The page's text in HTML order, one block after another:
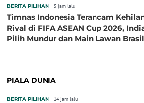
BERITA PILIHAN 5 jam lalu
Timnas Indonesia Terancam
Rival di FIFA ASEAN Cup 2026,
Pilih Mundur dan Main Lawan
PIALA DUNIA
BERITA PILIHAN 14 jam lalu